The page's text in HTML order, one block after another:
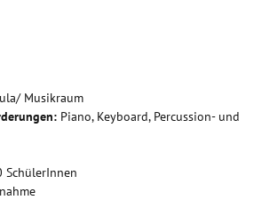
Musikraum
Piano, Keyboard, Percussion- und
SchülerInnen